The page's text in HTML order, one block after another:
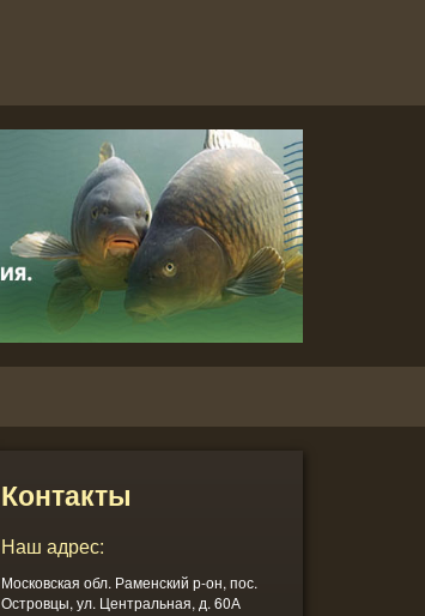
Контакты
Наш адрес:
Московская обл. Раменский р-он, пос.
Островцы, ул. Центральная, д. 60А